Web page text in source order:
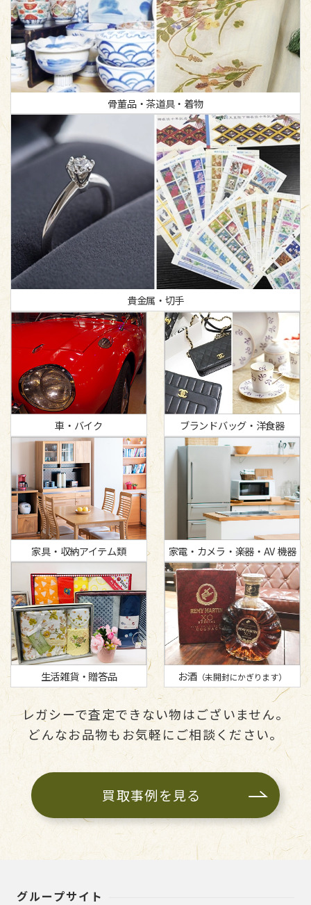
骨董品・茶道具・着物
貴金属・切手
車・バイク ブランドバッグ・洋食器
家具・収納アイテム類 家電・カメラ・楽器・AV 機器
生活雑貨・贈答品 お酒（未開封にかぎります）
レガシーで査定できない物はございません。
どんなお品物もお気軽にご相談ください。
買取事例を見る
グループサイト